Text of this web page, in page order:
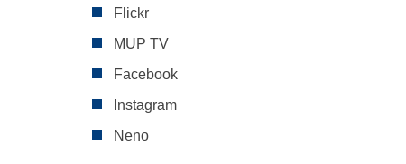
Flickr
MUP TV
Facebook
Instagram
Neno